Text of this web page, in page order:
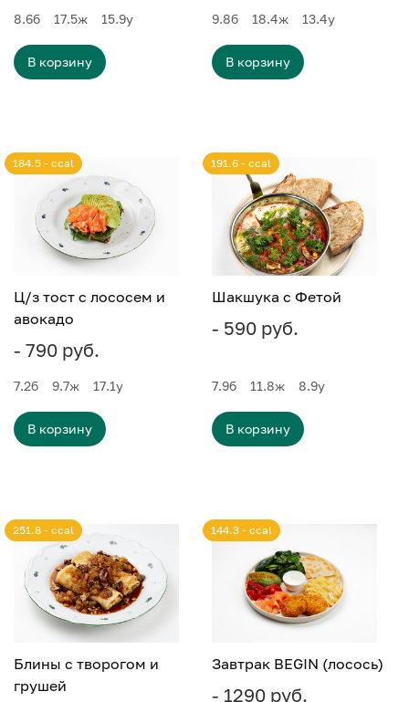
8.6б 17.5ж 15.9у
В корзину
9.8б 18.4ж 13.4у
В корзину
Ц/з тост с лососем и
авокадо
- 790 руб.
184.5 - ccal
7.2б 9.7ж 17.1у
В корзину
Шакшука с Фетой
- 590 руб.
191.6 - ccal
7.9б 11.8ж 8.9у
В корзину
Блины с творогом и
грушей
251.8 - ccal
Завтрак BEGIN (лосось)
- 1290 руб.
144.3 - ccal